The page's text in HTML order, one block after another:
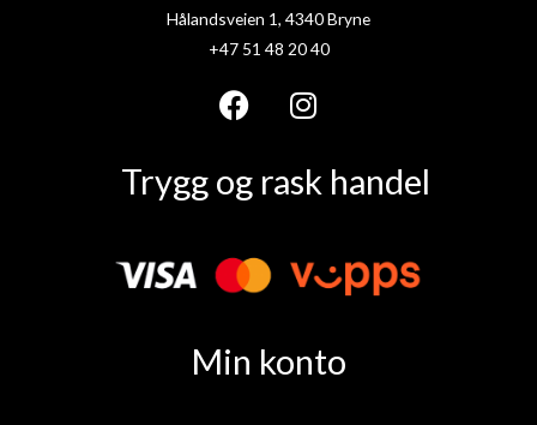
Hålandsveien 1, 4340 Bryne
+47 51 48 20 40
F
c
b
o
I
n
s
g
m
Trygg og rask handel
Min konto